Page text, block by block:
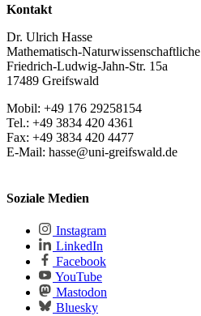
Kontakt
Dr. Ulrich Hasse
Mathematisch-
Friedrich-Ludwig-Jahn-Str. 15a
17489 Greifswald
Mobil: +49 176 29258154
Tel.: +49 3834 420 4361
Fax: +49 3834 420 4477
E-Mail: hasse@uni-greifswald.de
Soziale Medien
Instagram
LinkedIn
Facebook
YouTube
Mastodon
Bluesky